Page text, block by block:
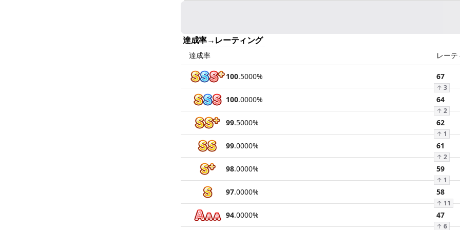
達成率→レーティング
達成率 レー
100.5000% 67
↑ 3
100.0000% 64
↑ 2
99.5000% 62
↑ 1
99.0000% 61
↑ 2
98.0000% 59
↑ 1
97.0000% 58
↑ 11
94.0000% 47
↑ 6